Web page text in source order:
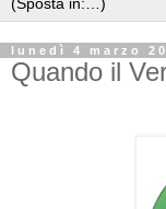
lunedì 4 marzo
Quando il